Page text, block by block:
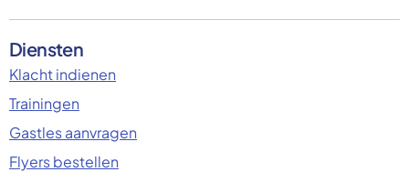
Diensten
Klacht indienen
Trainingen
Gastles aanvragen
Flyers bestellen